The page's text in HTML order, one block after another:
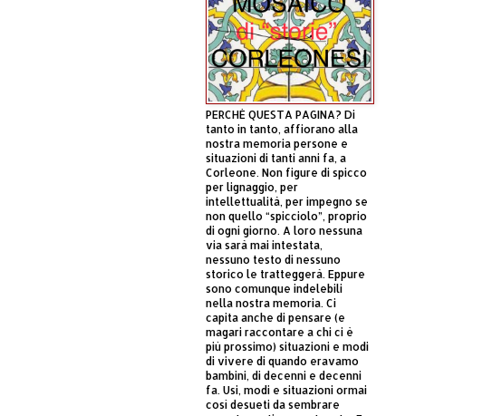
PERCHÈ QUESTA PAGINA? Di
tanto in tanto, affiorano alla
nostra memoria persone e
situazioni di tanti anni fa, a
Corleone. Non figure di spicco
per lignaggio, per
intellettualità, per impegno se
non quello “spicciolo”, proprio
di ogni giorno. A loro nessuna
via sarà mai intestata,
nessuno testo di nessuno
storico le tratteggerà. Eppure
sono comunque indelebili
nella nostra memoria. Ci
capita anche di pensare (e
magari raccontare a chi ci è
più prossimo) situazioni e modi
di vivere di quando eravamo
bambini, di decenni e decenni
fa. Usi, modi e situazioni ormai
così desueti da sembrare